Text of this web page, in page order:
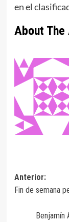
en el
About The
de
entradas
Anterior:
Fin de semana
Benjamín